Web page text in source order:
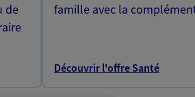
de
famille avec la
Découvrir l'offre Santé